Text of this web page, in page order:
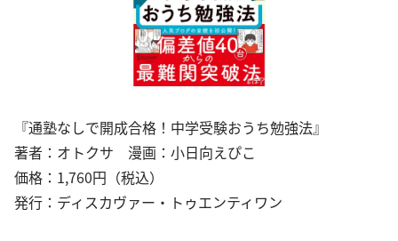
『通塾なしで開成合格！中学受験おうち勉強法』
著者：オトクサ 漫画：小日向えぴこ
価格：1,760円（税込）
発行：ディスカヴァー・トゥエンティワン